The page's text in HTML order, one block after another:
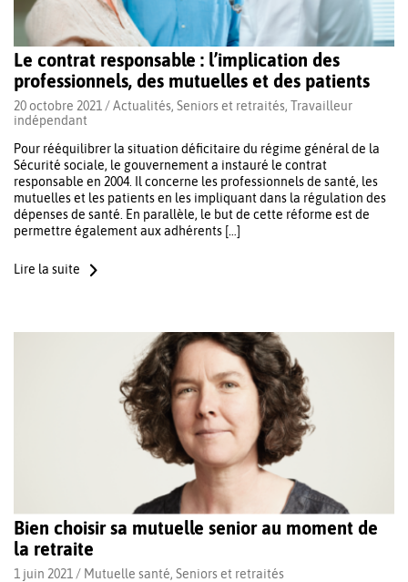
Le contrat responsable : l’implication des
professionnels, des mutuelles et des patients
20 octobre 2021 /Actualités, Seniors et retraités, Travailleur
indépendant
Pour rééquilibrer la situation déficitaire du régime général de la
Sécurité sociale, le gouvernement a instauré le contrat
responsable en 2004. Il concerne les professionnels de santé, les
mutuelles et les patients en les impliquant dans la régulation des
dépenses de santé. En parallèle, le but de cette réforme est de
permettre également aux adhérents […]
Lire la suite
Bien choisir sa mutuelle senior au moment de
la retraite
1 juin 2021 / Mutuelle santé, Seniors et retraités